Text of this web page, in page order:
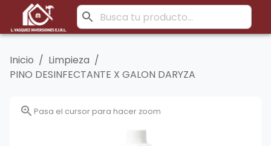
Inicio / Limpieza /
PINO DESINFECTANTE X GALON DARYZA
Pasa el cursor para hacer zoom